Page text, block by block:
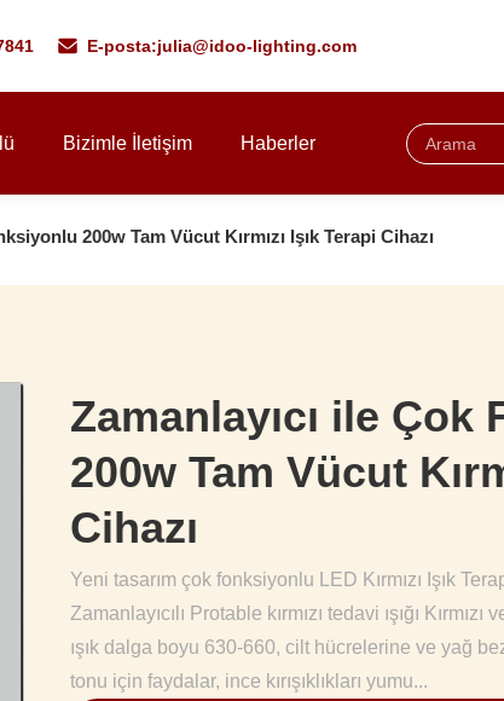
E-posta:julia@idoo-lighting.com
Bizimle İletişim Haberler
200w Tam Vücut Kırmızı Işık Terapi Cihazı
Zamanlayıcı ile Çok
200w Tam Vücut
Cihazı
Yeni tasarım çok fonksiyonlu LED Kırmızı Işık
Zamanlayıcılı Protable kırmızı tedavi ışığı
ışık dalga boyu 630-660, cilt hücrelerine ve yağ
tonu için faydalar, ince kırışıklıkları yumu...